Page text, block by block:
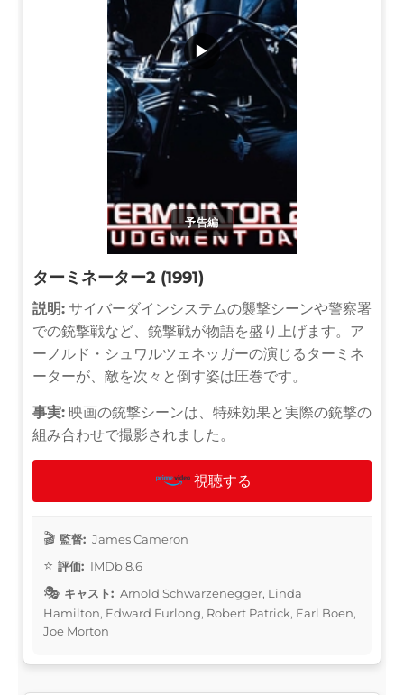
予告編
▶
ターミネーター2 (1991)
説明: サイバーダインシステムの襲撃シーンや警察署
での銃撃戦など、銃撃戦が物語を盛り上げます。ア
ーノルド・シュワルツェネッガーの演じるターミネ
ーターが、敵を次々と倒す姿は圧巻です。
事実: 映画の銃撃シーンは、特殊効果と実際の銃撃の
組み合わせで撮影されました。
視聴する
監督: James Cameron
評価: IMDb 8.6
キャスト: Arnold Schwarzenegger, Linda
Hamilton, Edward Furlong, Robert Patrick, Earl Boen,
Joe Morton